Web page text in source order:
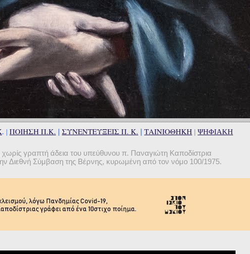
. | ΠΟΙΗΣΗ Π.Κ. | ΣΥΝΕΝΤΕΥΞΕΙΣ Π. Κ. | ΤΑΙΝΙΟΘΗΚΗ | ΨΗΦΙΑΚΗ
γραπτή άδεια του υπεύθυνου π. Παναγιώτη Καποδίστρια
Διεθνή Σύμβαση της Βέρνης, κυρωμένη από τον νόμο 100/1975.